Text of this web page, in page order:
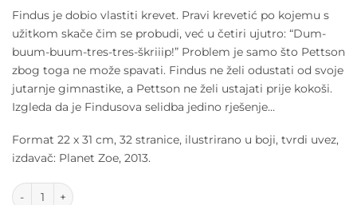
Findus je dobio vlastiti krevet. Pravi krevetić po kojemu s
užitkom skače čim se probudi, već u četiri ujutro: “Dum-
buum-buum-tres-tres-škriiip!” Problem je samo što Pettson
zbog toga ne može spavati. Findus ne želi odustati od svoje
jutarnje gimnastike, a Pettson ne želi ustajati prije kokoši.
Izgleda da je Findusova selidba jedino rješenje…
Format 22 x 31 cm, 32 stranice, ilustrirano u boji, tvrdi uvez,
izdavač: Planet Zoe, 2013.
Dječja slikovnica - Findus se seli (serija Pettson i Findus) količina